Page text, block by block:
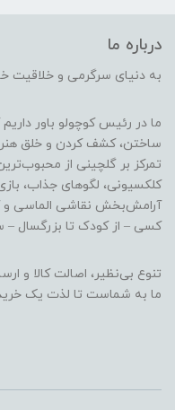
درباره ما
به دنیای سرگرمی و خلاقیت
ما در رئیس کوچولو باور
ساختن، کشف کردن و خلق
تمرکز بر گلچینی از
کلکسیونی، لگوهای جذاب،
آرامش‌بخش نقاشی الماسی و
کسی – از کودک تا بزرگسال –
تنوع بی‌نظیر، اصالت کالا و
ما به شماست تا لذت یک